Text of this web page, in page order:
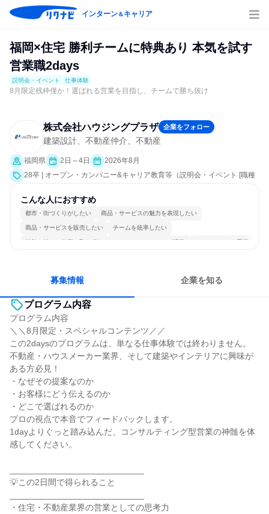
インターン＆キャリア
福岡×住宅 勝利チームに特典あり 本気を試す
営業職2days
説明会・イベント 仕事体験
8月限定残枠僅か！選ばれる営業を目指し、チームで勝ち抜け
株式会社ハウジングプラザ 企業をフォロー
建築設計、不動産仲介、不動産
福岡県 2日～4日
2026年8月
28卒 | オープン・カンパニー&キャリア教育等（説明会・イベント [職種
体験）
こんな人におすすめ
都市・街づくりがしたい 商品・サービスの魅力を表現したい
商品・サービスを販売したい チームを統率したい
情熱を持って仕事に取り組む コミュニケーションが活発 チームワークを重視
募集情報 企業を知る
プログラム内容
プログラム内容
＼＼8月限定・スペシャルコンテンツ／／
この2daysのプログラムは、単なる仕事体験では終わりません。
不動産・ハウスメーカー業界、そして建築やインテリアに興味が
ある方必見！
・なぜその提案なのか
・お客様にどう伝えるのか
・どこで選ばれるのか
プロの視点で本音でフィードバックします。
1dayよりぐっと踏み込んだ、コンサルティング型営業の神髄を体
感してください。
💡この2日間で得られること
・住宅・不動産業界の営業としての思考力